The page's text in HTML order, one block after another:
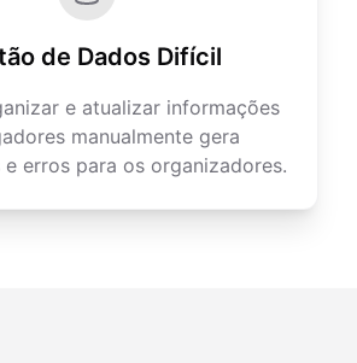
de Dados Difícil
e atualizar informações
manualmente gera
erros para os organizadores.